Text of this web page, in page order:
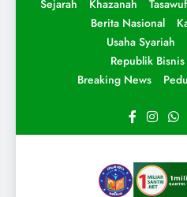
Sejarah Khazanah Tasawuf
Berita Nasional
Usaha Syariah
Republik Bisnis
Breaking News